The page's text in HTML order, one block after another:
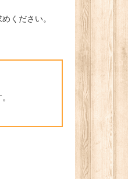
ください。